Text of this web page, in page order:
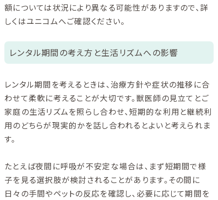
額については状況により異なる可能性がありますので、詳
しくはユニコムへご確認ください。
レンタル期間の考え方と生活リズムへの影響
レンタル期間を考えるときは、治療方針や症状の推移に合
わせて柔軟に考えることが大切です。獣医師の見立てとご
家庭の生活リズムを照らし合わせ、短期的な利用と継続利
用のどちらが現実的かを話し合われるとよいと考えられま
す。
たとえば夜間に呼吸が不安定な場合は、まず短期間で様
子を見る選択肢が検討されることがあります。その間に
日々の手間やペットの反応を確認し、必要に応じて期間を